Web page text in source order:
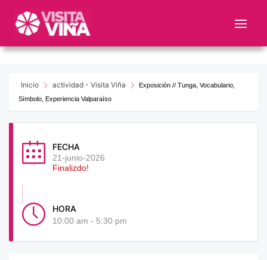
este
web
sistemaInicio actividad - Visita Viña
Exposición // Tunga, Vocabulario,
Símbolo, Experiencia Valparaíso
FECHA
21-junio-2026
Finalizdo!
HORA
10:00 am - 5:30 pm